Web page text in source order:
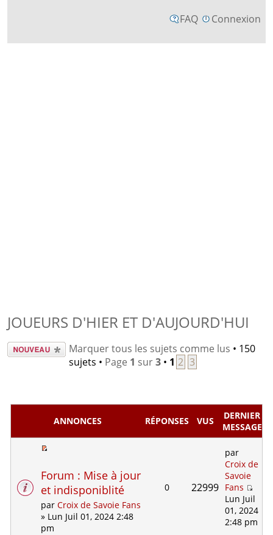
FAQ Connexion
JOUEURS D'HIER ET D'AUJOURD'HUI
Écrire un
Marquer tous les sujets comme lus • 150
sujets • Page 1 sur3• 1 2 3
ANNONCES RÉPONSES VUS
DERNIER
MESSAGE
Forum : Mise à jour
et indisponiblité
parCroix de Savoie Fans
» Lun Juil 01, 2024 2:48
pm
0 22999
par
Croix de
Savoie
Fans
Lun Juil
01, 2024
2:48 pm